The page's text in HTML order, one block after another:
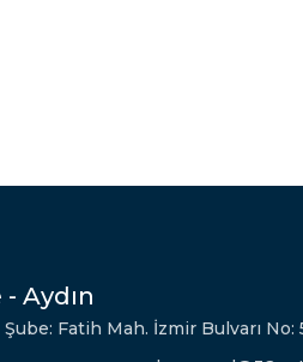
Aydın
Şube: Fatih Mah. İzmir Bulvarı No: